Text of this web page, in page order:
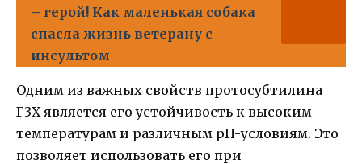
– герой! Как маленькая собака
спасла жизнь ветерану с
инсультом
Одним из важных свойств протосубтилина
Г3Х является его устойчивость к высоким
температурам и различным pH-условиям. Это
позволяет использовать его при